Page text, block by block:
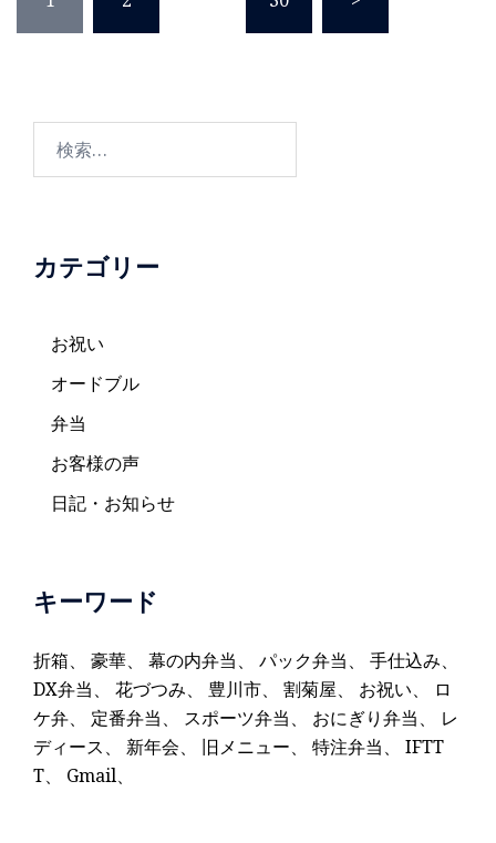
の
ジ
カテゴリー
お祝い
オードブル
弁当
お客様の声
日記・お知らせ
キーワード
折箱、 豪華、 幕の内弁当、 パック弁当、 手仕込み、
DX弁当、 花づつみ、 豊川市、 割菊屋、 お祝い、
ロ
ケ弁、 定番弁当、 スポーツ弁当、 おにぎり弁当、 レ
ディース、 新年会、 旧メニュー、 特注弁当、 IFTT
T、 Gmail、